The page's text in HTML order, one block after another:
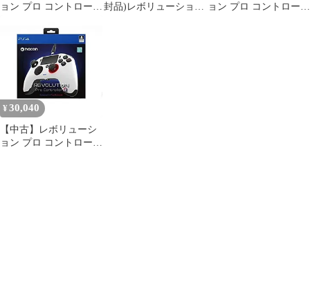
ョン プロ コントローラ 封品)レボリューション ョン プロ コントローラ
¥ 30,040
【中古】レボリューシ
ョン プロ コントローラ